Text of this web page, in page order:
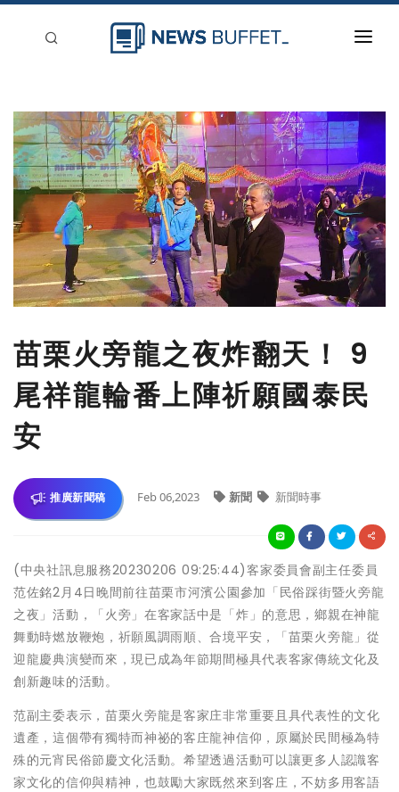
新聞稿分類
登入
刊登
苗栗火旁龍之夜炸翻天！ 9
尾祥龍輪番上陣祈願國泰民
安
推廣新聞稿 Feb 06,2023 新聞 新聞時事
(中央社訊息服務20230206 09:25:44)客家委員會副主任委員
范佐銘2月4日晚間前往苗栗市河濱公園參加「民俗踩街暨火旁龍
之夜」活動，「火旁」在客家話中是「炸」的意思，鄉親在神龍
舞動時燃放鞭炮，祈願風調雨順、合境平安，「苗栗火旁龍」從
迎龍慶典演變而來，現已成為年節期間極具代表客家傳統文化及
創新趣味的活動。
范副主委表示，苗栗火旁龍是客家庄非常重要且具代表性的文化
遺產，這個帶有獨特而神祕的客庄龍神信仰，原屬於民間極為特
殊的元宵民俗節慶文化活動。希望透過活動可以讓更多人認識客
家文化的信仰與精神，也鼓勵大家既然來到客庄，不妨多用客語